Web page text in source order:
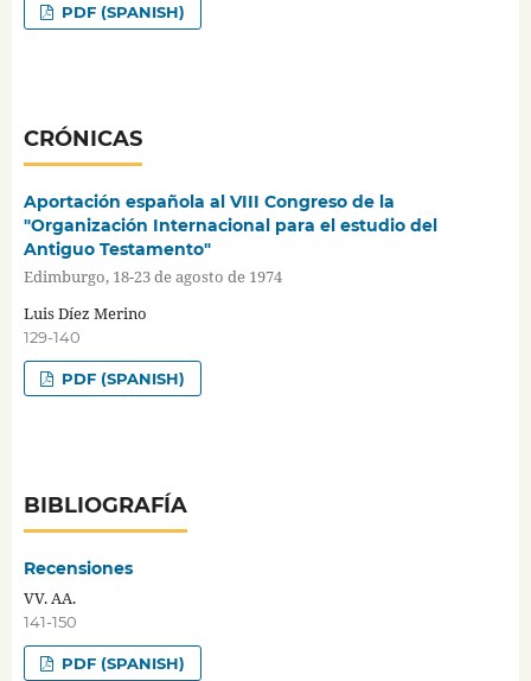
PDF (SPANISH)
CRÓNICAS
Aportación española al VIII Congreso de la
"Organización Internacional para el estudio del
Antiguo Testamento"
Edimburgo, 18-23 de agosto de 1974
Luis Díez Merino
129-140
PDF (SPANISH)
BIBLIOGRAFÍA
Recensiones
VV. AA.
141-150
PDF (SPANISH)